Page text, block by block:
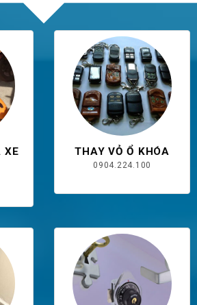
XE
THAY VỎ Ổ KHÓA
0904.224.100